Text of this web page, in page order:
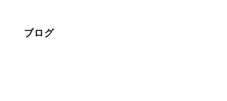
ブログ